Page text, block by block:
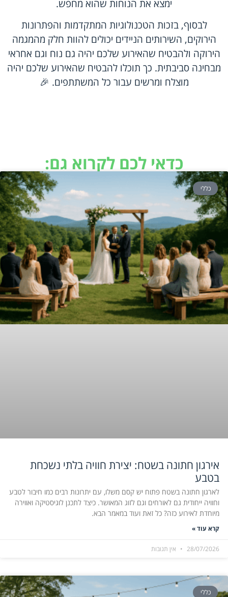
ימצא את הנוחות שהוא מחפש.
לבסוף, בזכות הטכנולוגיות המתקדמות והפתרונות
הירוקים, השירותים הניידים יכולים להוות חלק מהמגמה
הירוקה ולהבטיח שהאירוע שלכם יהיה גם נוח וגם אחראי
מבחינה סביבתית. כך תוכלו להבטיח שהאירוע שלכם יהיה
מוצלח ומרשים עבור כל המשתתפים. 🎉
כדאי לכם לקרוא גם:
כללי
אירגון חתונה בשטח: יצירת חוויה בלתי נשכחת
בטבע
לארגון חתונה בשטח פתוח יש קסם משלו, עם יתרונות רבים כמו חיבור לטבע
וחוויה ייחודית גם לאורחים וגם לזוג המאושר. כיצד לתכנן לוגיסטיקה ואווירה
מיוחדת לאירוע כזה? כל זאת ועוד במאמר הבא.
קרא עוד »
28/07/2026 אין תגובות
כללי